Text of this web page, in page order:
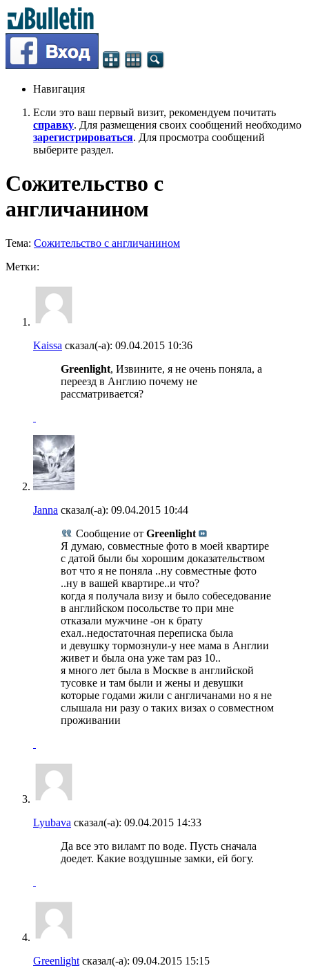
Навигация
Если это ваш первый визит, рекомендуем почитать
справку. Для размещения своих сообщений необходимо
зарегистрироваться. Для просмотра сообщений
выберите раздел.
Сожительство с
англичанином
Тема: Сожительство с англичанином
Метки:
Kaissa сказал(-а): 09.04.2015 10:36
Greenlight, Извините, я не очень поняла, а
переезд в Англию почему не
рассматривается?
Janna сказал(-а): 09.04.2015 10:44
Сообщение от Greenlight
Я думаю, совместные фото в моей квартире
с датой были бы хорошим доказательством
вот что я не поняла ..ну совместные фото
..ну в вашей квартире..и что?
когда я получала визу и было собеседование
в английском посольстве то при мне
отказали мужчине -он к брату
ехал..недостаточная переписка была
и девушку тормознули-у нее мама в Англии
живет и была она уже там раз 10..
я много лет была в Москве в английской
тусовке и там были и жены и девушки
которые годами жили с англичанами но я не
слышала ни разу о таких визах о совместном
проживании
Lyubava сказал(-а): 09.04.2015 14:33
Да все это виламт по воде. Пусть сначала
доедет. Какие воздушные замки, ей богу.
Greenlight сказал(-а): 09.04.2015 15:15